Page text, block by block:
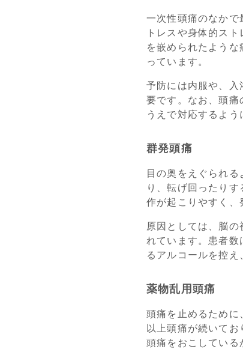
一次性頭痛のなか
トレスや身体的ス
を嵌められたよう
っています。
予防には内服や、
要です。なお、頭
うえで対応するよう
群発頭痛
目の奥をえぐられ
り、転げ回ったり
作が起こりやすく、
原因としては、脳
れています。患者
るアルコールを控え
薬物乱用頭痛
頭痛を止めるために
以上頭痛が続いて
頭痛をおこしてい